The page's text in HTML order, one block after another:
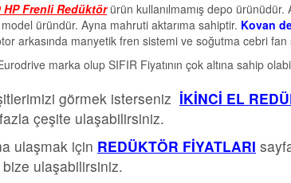
HP Frenli Redüktörürün kullanılmamış depo ürünüdür.
model üründür. Ayna mahruti aktarıma sahiptir. Kovan
arkasında manyetik fren sistemi ve soğutma cebri fan
marka olup SIFIR Fiyatının çok altına sahip
görmek isterseniz İKİNCİ EL
çeşite ulaşabilirsiniz.
ulaşmak için REDÜKTÖR FİYATLARI
ulaşabilirsiniz.